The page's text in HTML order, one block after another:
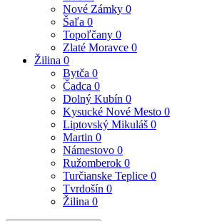
Nové Zámky 0
Šaľa 0
Topoľčany 0
Zlaté Moravce 0
Žilina 0
Bytča 0
Čadca 0
Dolný Kubín 0
Kysucké Nové Mesto 0
Liptovský Mikuláš 0
Martin 0
Námestovo 0
Ružomberok 0
Turčianske Teplice 0
Tvrdošín 0
Žilina 0